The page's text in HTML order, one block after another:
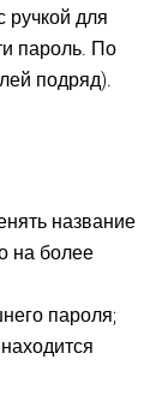
ручкой для
пароль. По
подряд).
название
на более
пароля;